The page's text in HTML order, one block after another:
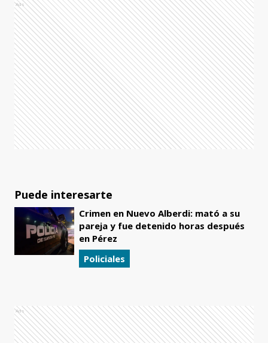
Ads
Puede interesarte
Crimen en Nuevo Alberdi: mató a su
pareja y fue detenido horas después
en Pérez
Policiales
Ads